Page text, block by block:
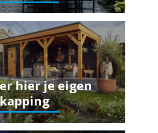
hier je eigen